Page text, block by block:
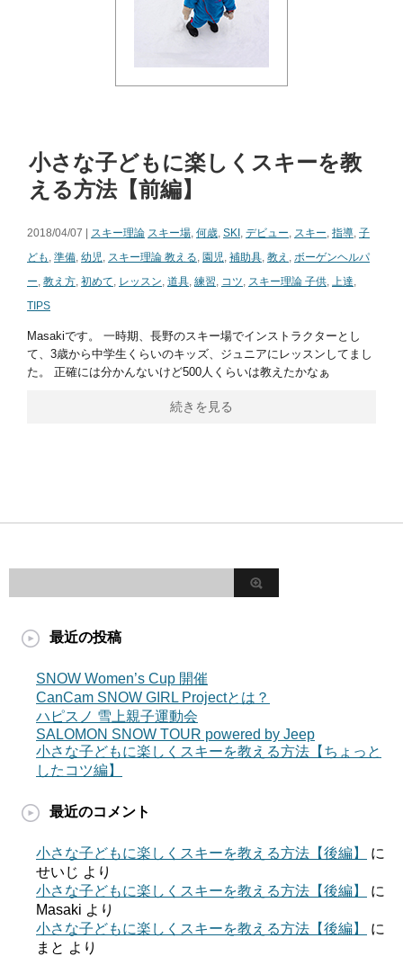
小さな子どもに楽しくスキーを教
える方法【前編】
2018/04/07 | スキー理論 スキー場, 何歳, SKI , デビュー, スキー, 指導, 子
ども , 準備, 幼児, スキー理論 教える, 園児, 補助具, 教え , ボーゲンヘルパ
ー, 教え方, 初めて, レッスン, 道具, 練習, コツ, スキー理論 子供, 上達,
TIPS
Masakiです。 一時期、長野のスキー場でインストラクターとし
て、3歳から中学生くらいのキッズ、ジュニアにレッスンしてまし
た。 正確には分かんないけど500人くらいは教えたかなぁ
続きを見る
最近の投稿
SNOW Women’s Cup 開催
CanCam SNOW GIRL Projectとは？
ハピスノ 雪上親子運動会
SALOMON SNOW TOUR powered by Jeep
小さな子どもに楽しくスキーを教える方法【ちょっと
したコツ編】
最近のコメント
小さな子どもに楽しくスキーを教える方法【後編】
に
せいじ より
小さな子どもに楽しくスキーを教える方法【後編】
に
Masaki より
小さな子どもに楽しくスキーを教える方法【後編】
に
まと より